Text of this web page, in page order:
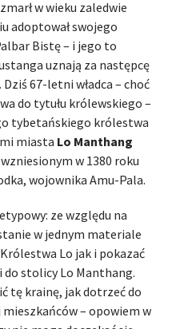
w wieku zaledwie
adoptował swojego
Bistę – i jego to
uznają za następcę
67-letni władca – choć
do tytułu królewskiego –
tybetańskiego królestwa
miasta Lo Manthang
w 1380 roku
wojownika Amu-Pala.
ze względu na
w jednym materiale
Lo jak i pokazać
do stolicy Lo Manthang.
tę krainę, jak dotrzeć do
– opowiem w